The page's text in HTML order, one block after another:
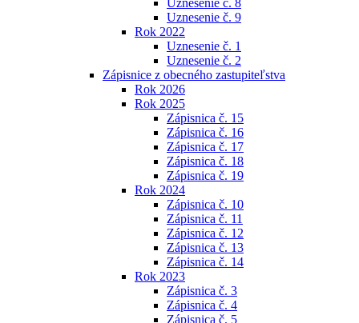
Uznesenie č. 8
Uznesenie č. 9
Rok 2022
Uznesenie č. 1
Uznesenie č. 2
Zápisnice z obecného zastupiteľstva
Rok 2026
Rok 2025
Zápisnica č. 15
Zápisnica č. 16
Zápisnica č. 17
Zápisnica č. 18
Zápisnica č. 19
Rok 2024
Zápisnica č. 10
Zápisnica č. 11
Zápisnica č. 12
Zápisnica č. 13
Zápisnica č. 14
Rok 2023
Zápisnica č. 3
Zápisnica č. 4
Zápisnica č. 5